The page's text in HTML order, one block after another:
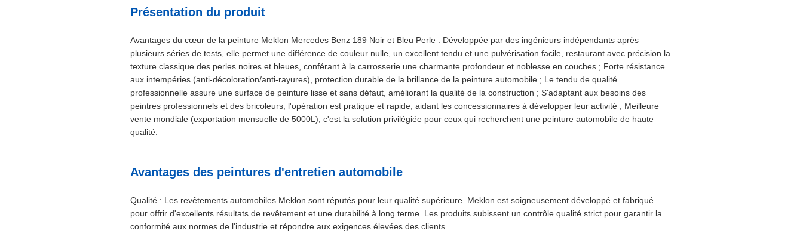
Présentation du produit
Avantages du cœur de la peinture Meklon Mercedes Benz 189 Noir et Bleu Perle : Développée par des ingénieurs indépendants après
plusieurs séries de tests, elle permet une différence de couleur nulle, un excellent tendu et une pulvérisation facile, restaurant avec précision la
texture classique des perles noires et bleues, conférant à la carrosserie une charmante profondeur et noblesse en couches ; Forte résistance
aux intempéries (anti-décoloration/anti-rayures), protection durable de la brillance de la peinture automobile ; Le tendu de qualité
professionnelle assure une surface de peinture lisse et sans défaut, améliorant la qualité de la construction ; S'adaptant aux besoins des
peintres professionnels et des bricoleurs, l'opération est pratique et rapide, aidant les concessionnaires à développer leur activité ; Meilleure
vente mondiale (exportation mensuelle de 5000L), c'est la solution privilégiée pour ceux qui recherchent une peinture automobile de haute
qualité.
Avantages des peintures d'entretien automobile
Qualité : Les revêtements automobiles Meklon sont réputés pour leur qualité supérieure. Meklon est soigneusement développé et fabriqué
pour offrir d'excellents résultats de revêtement et une durabilité à long terme. Les produits subissent un contrôle qualité strict pour garantir la
conformité aux normes de l'industrie et répondre aux exigences élevées des clients.